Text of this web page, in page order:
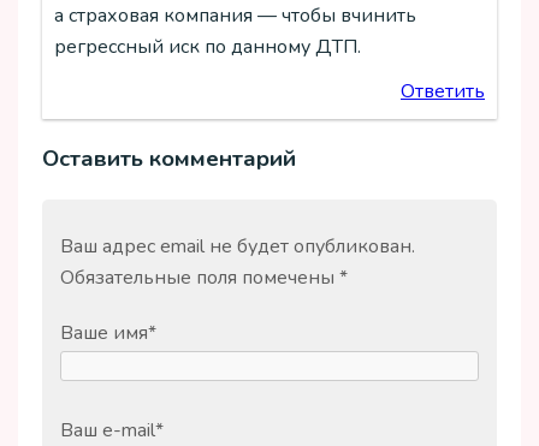
а страховая компания — чтобы вчинить
регрессный иск по данному ДТП.
Ответить
Оставить комментарий
Ваш адрес email не будет опубликован.
Обязательные поля помечены *
Ваше имя*
Ваш e-mail*